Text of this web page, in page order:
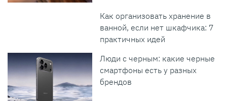
Как организовать хранение в
ванной, если нет шкафчика: 7
практичных идей
Люди с черным: какие черные
смартфоны есть у разных
брендов